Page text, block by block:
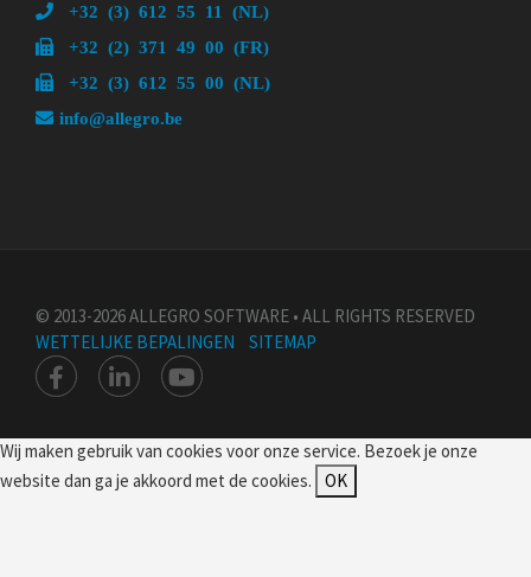
+32 (3) 612 55 11 (NL)
+32 (2) 371 49 00 (FR)
+32 (3) 612 55 00 (NL)
info@allegro.be
© 2013-2026 ALLEGRO SOFTWARE • ALL RIGHTS RESERVED
WETTELIJKE BEPALINGEN
SITEMAP
Wij maken gebruik van cookies voor onze service. Bezoek je onze
website dan ga je akkoord met de cookies.
OK